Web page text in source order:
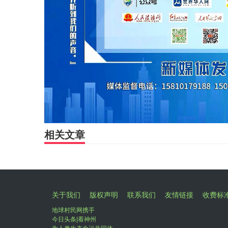
相关文章
关于我们 版权声明 联系我们 友情链接 收费标
地球村民网携手
今日头条|看神州